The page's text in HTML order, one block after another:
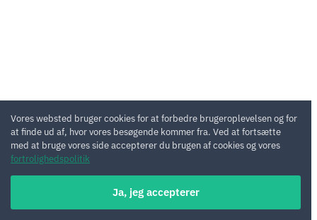
Vores websted bruger cookies for at forbedre brugeroplevelsen og for
at finde ud af, hvor vores besøgende kommer fra. Ved at fortsætte
med at bruge vores side accepterer du brugen af cookies og vores
fortrolighedspolitik
Ja, jeg accepterer